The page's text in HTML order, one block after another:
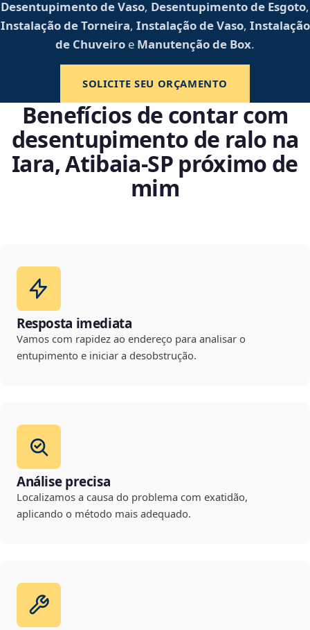
Desentupimento de Vaso, Desentupimento de Esgoto,
Instalação de Torneira, Instalação de Vaso, Instalação
de Chuveiro e Manutenção de Box.
SOLICITE SEU ORÇAMENTO
Benefícios de contar com
desentupimento de ralo na
Iara, Atibaia‑SP próximo de
mim
Resposta imediata
Vamos com rapidez ao endereço para analisar o
entupimento e iniciar a desobstrução.
Análise precisa
Localizamos a causa do problema com exatidão,
aplicando o método mais adequado.